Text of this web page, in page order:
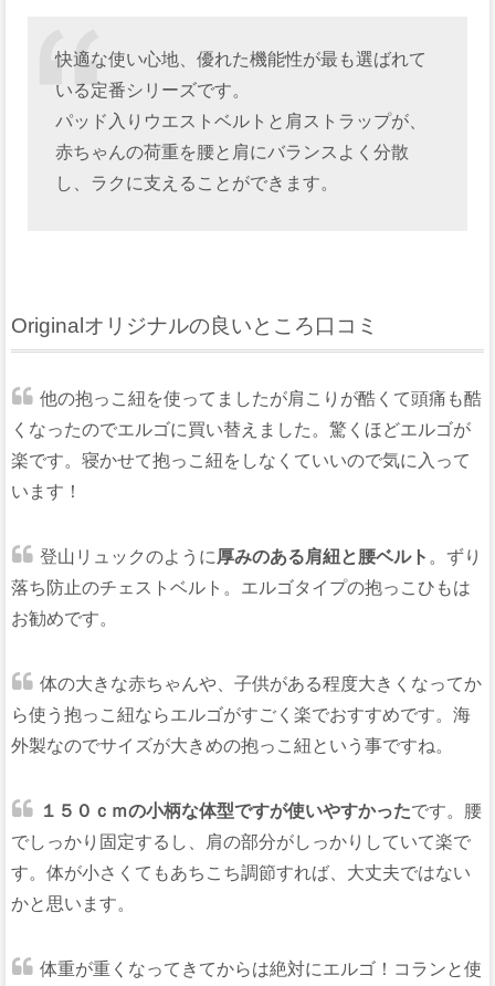
快適な使い心地、優れた機能性が最も選ばれて
いる定番シリーズです。
パッド入りウエストベルトと肩ストラップが、
赤ちゃんの荷重を腰と肩にバランスよく分散
し、ラクに支えることができます。
Originalオリジナルの良いところ口コミ
他の抱っこ紐を使ってましたが肩こりが酷くて頭痛も酷
くなったのでエルゴに買い替えました。驚くほどエルゴが
楽です。寝かせて抱っこ紐をしなくていいので気に入って
います！
登山リュックのように 厚みのある肩紐と腰ベルト 。ずり
落ち防止のチェストベルト。エルゴタイプの抱っこひもは
お勧めです。
体の大きな赤ちゃんや、子供がある程度大きくなってか
ら使う抱っこ紐ならエルゴがすごく楽でおすすめです。海
外製なのでサイズが大きめの抱っこ紐という事ですね。
１５０ｃｍの小柄な体型ですが使いやすかったです。腰
でしっかり固定するし、肩の部分がしっかりしていて楽で
す。体が小さくてもあちこち調節すれば、大丈夫ではない
かと思います。
体重が重くなってきてからは絶対にエルゴ！コランと使